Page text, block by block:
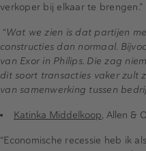
verkoper bij elkaar te brengen.”
“Wat we zien is dat partijen
constructies dan normaal.
van Exor in Philips. Die zag
dit soort transacties vaker zult
van samenwerking tussen
Katinka Middelkoop, Allen &
“Economische recessie heb ik